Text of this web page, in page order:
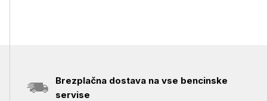
Brezplačna dostava na vse bencinske
servise